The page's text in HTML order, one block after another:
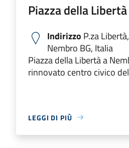
Piazza della Libertà
Indirizzo P.za
Nembro BG, Italia
Piazza della Libertà a
rinnovato centro civico
LEGGI DI PIÙ